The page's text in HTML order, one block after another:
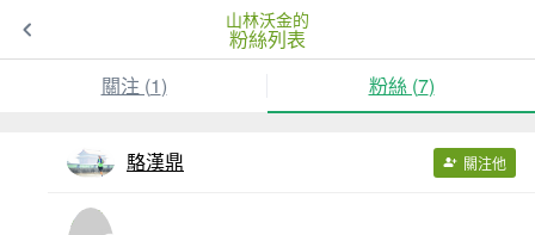
山林沃金的
粉絲列表
關注 (1) 粉絲 (7)
駱漢鼎 關注他